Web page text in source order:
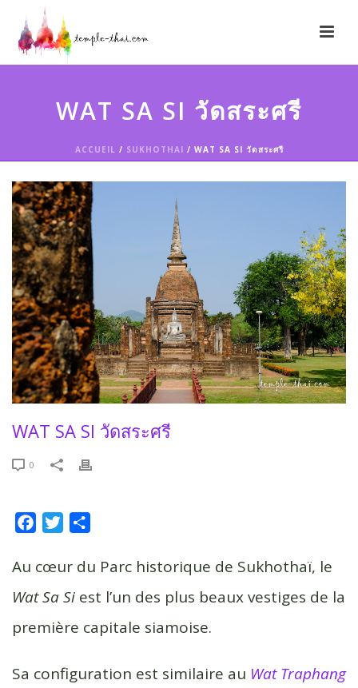
WAT SA SI วัดสระศรี
ACCUEIL / SUKHOTHAI / WAT SA SI วัดสระศรี
WAT SA SI วัดสระศรี
0
c
b
o
k
i
t
e
r
a
g
r
Au cœur du Parc historique de Sukhothaï, le
Wat Sa Si est l’un des plus beaux vestiges de la
première capitale siamoise.
Sa configuration est similaire au Wat Traphang